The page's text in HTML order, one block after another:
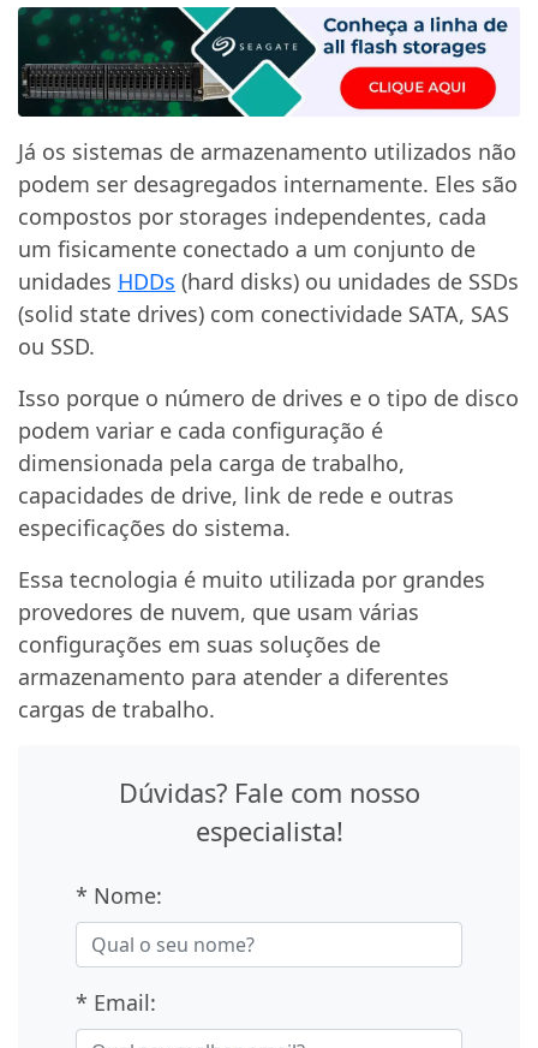
Já os sistemas de armazenamento utilizados não
podem ser desagregados internamente. Eles são
compostos por storages independentes, cada
um fisicamente conectado a um conjunto de
unidades HDDs (hard disks) ou unidades de SSDs
(solid state drives) com conectividade SATA, SAS
ou SSD.
Isso porque o número de drives e o tipo de disco
podem variar e cada configuração é
dimensionada pela carga de trabalho,
capacidades de drive, link de rede e outras
especificações do sistema.
Essa tecnologia é muito utilizada por grandes
provedores de nuvem, que usam várias
configurações em suas soluções de
armazenamento para atender a diferentes
cargas de trabalho.
Dúvidas? Fale com nosso
especialista!
* Nome:
* Email: